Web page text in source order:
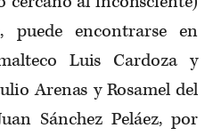
puede encontrarse en
Luis Cardoza y
Arenas y Rosamel del
Sánchez Peláez, por